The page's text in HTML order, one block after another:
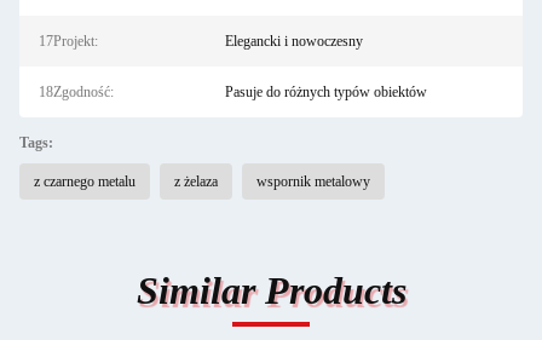
17Projekt: Elegancki i nowoczesny
18Zgodność: Pasuje do różnych typów obiektów
Tags:
z czarnego metalu z żelaza wspornik metalowy
Similar Products